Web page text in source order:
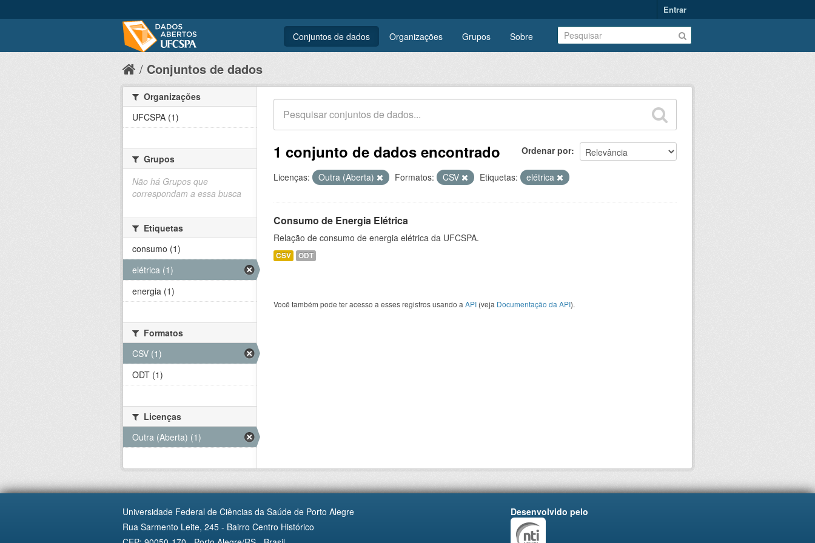
Entrar
Conjuntos de dados Organizações Grupos Sobre
Conjuntos de dados
Ordenar por
1 conjunto de dados encontrado
Licenças: Outra (Aberta) Formatos: CSV Etiquetas: elétrica
Consumo de Energia Elétrica
Relação de consumo de energia elétrica da UFCSPA.
CSV ODT
Você também pode ter acesso a esses registros usando a API (veja Documentação da API).
Organizações
UFCSPA (1)
Grupos
Não há Grupos que
correspondam a essa busca
Etiquetas
consumo (1)
elétrica (1)
energia (1)
Formatos
CSV (1)
ODT (1)
Licenças
Outra (Aberta) (1)
Universidade Federal de Ciências da Saúde de Porto Alegre
Rua Sarmento Leite, 245 - Bairro Centro Histórico
Desenvolvido pelo